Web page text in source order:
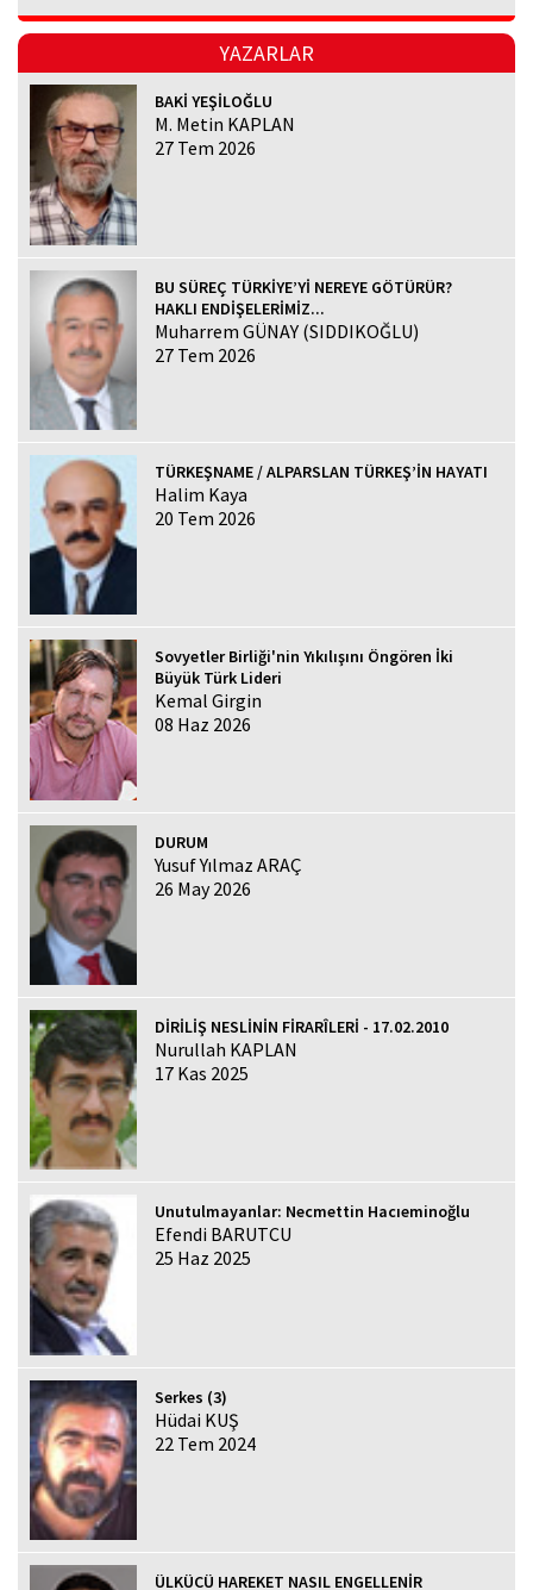
YAZARLAR
BAKİ YEŞİLOĞLU
M. Metin KAPLAN
27 Tem 2026
BU SÜREÇ TÜRKİYE’Yİ NEREYE GÖTÜRÜR?
HAKLI ENDİŞELERİMİZ...
Muharrem GÜNAY (SIDDIKOĞLU)
27 Tem 2026
TÜRKEŞNAME / ALPARSLAN TÜRKEŞ’İN HAYATI
Halim Kaya
20 Tem 2026
Sovyetler Birliği'nin Yıkılışını Öngören İki
Büyük Türk Lideri
Kemal Girgin
08 Haz 2026
DURUM
Yusuf Yılmaz ARAÇ
26 May 2026
DİRİLİŞ NESLİNİN FİRARÎLERİ - 17.02.2010
Nurullah KAPLAN
17 Kas 2025
Unutulmayanlar: Necmettin Hacıeminoğlu
Efendi BARUTCU
25 Haz 2025
Serkes (3)
Hüdai KUŞ
22 Tem 2024
ÜLKÜCÜ HAREKET NASIL ENGELLENİR